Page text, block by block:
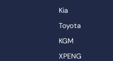
Kia
Toyota
KGM
XPENG